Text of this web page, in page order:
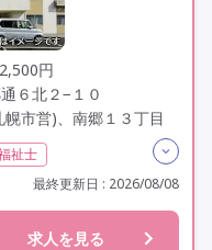
円
６北２−１０
市営)、南郷１３丁目
祉士
修(ヘルパー2級)
完備
交通費支給
定年60歳以上
最終更新日 : 2026/08/08
求人を見る